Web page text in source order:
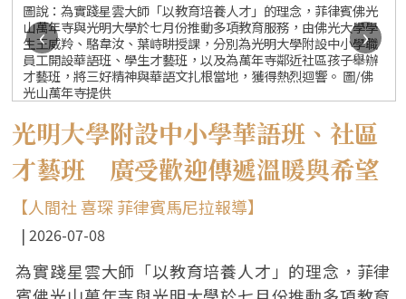
圖說：為實踐星雲大師「以教育培養人才」的理念，菲律賓佛光
山萬年寺與光明大學於七月份推動多項教育服務，由佛光大學學
生王威羚、駱韋汝、葉峙畊授課，分別為光明大學附設中小學職
員工開設華語班、學生才藝班，以及為萬年寺鄰近社區孩子舉辦
才藝班，將三好精神與華語文扎根當地，獲得熱烈迴響。 圖/佛
光山萬年寺提供
‹ ›
光明大學附設中小學華語班、社區
才藝班 廣受歡迎傳遞溫暖與希望
【人間社 喜琛 菲律賓馬尼拉報導】
2026-07-08
為實踐星雲大師「以教育培養人才」的理念，菲律